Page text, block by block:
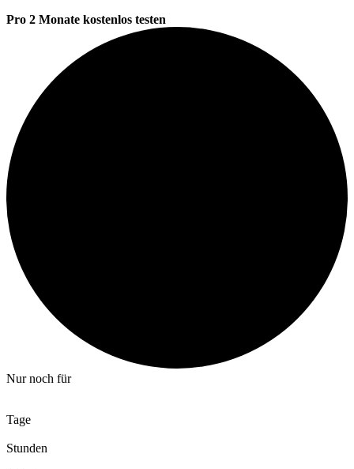
Pro 2 Monate kostenlos testen
Nur noch für
Tage
Stunden